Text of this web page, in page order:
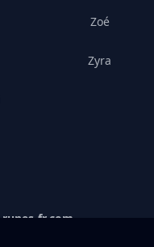
Zoé
Zyra
runes-fr.com